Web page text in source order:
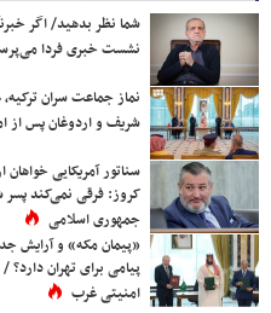
شما نظر بدهید/ اگر
نشست خبری فردا
نماز جماعت سران
شریف و اردوغان پس از
سناتور آمریکایی
کروز: فرقی نمی‌کند پسر
جمهوری اسلامی
«پیمان مکه» و آرایش
پیامی برای تهران دارد؟
امنیتی غرب